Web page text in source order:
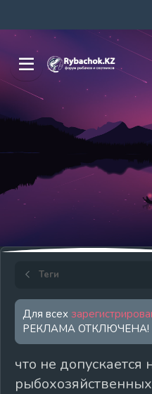
Теги
Для всех
РЕКЛАМА ОТКЛЮЧЕНА!
что не допускается